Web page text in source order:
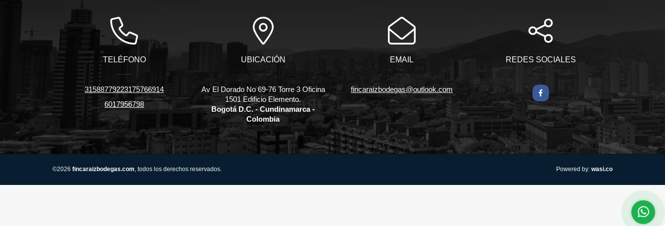
TELÉFONO
31588779223175766914
6017956798
UBICACIÓN
Av El Dorado No 69-76 Torre 3 Oficina
1501 Edificio Elemento.
Bogotá D.C. - Cundinamarca -
Colombia
EMAIL
fincaraizbodegas@outlook.com
REDES SOCIALES
Facebook
©2026 fincaraizbodegas.com, todos los derechos reservados. Powered by: wasi.co